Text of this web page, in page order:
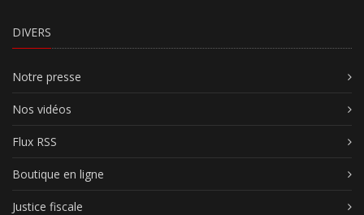
DIVERS
Notre presse
Nos vidéos
Flux RSS
Boutique en ligne
Justice fiscale